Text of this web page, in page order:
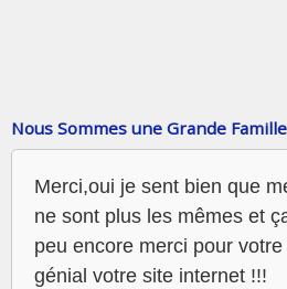
Nous Sommes une Grande Famille
Merci,oui je sent bien que
ne sont plus les mêmes et
peu encore merci pour
génial votre site internet !!!